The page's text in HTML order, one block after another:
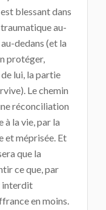
blessant dans
traumatique au-
dedans (et la
protéger,
lui, la partie
Le chemin
réconciliation
à la vie, par la
et méprisée. Et
que la
ce que, par
interdit
en moins.